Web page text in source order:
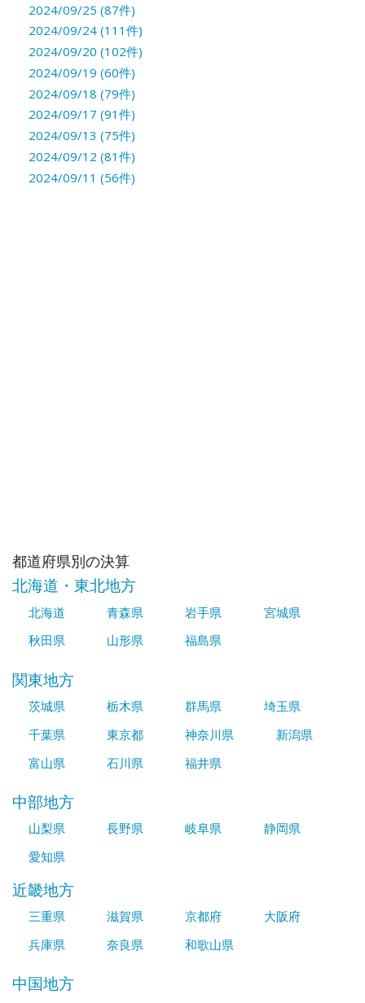
2024/09/25 (87件)
2024/09/24 (111件)
2024/09/20 (102件)
2024/09/19 (60件)
2024/09/18 (79件)
2024/09/17 (91件)
2024/09/13 (75件)
2024/09/12 (81件)
2024/09/11 (56件)
都道府県別の決算
北海道・東北地方
北海道 青森県 岩手県
宮城県
秋田県
山形県 福島県
関東地方
茨城県 栃木県 群馬県
埼玉県
千葉県
東京都 神奈川県
新潟県
富山県
石川県 福井県
中部地方
山梨県 長野県 岐阜県
静岡県
愛知県
近畿地方
三重県 滋賀県 京都府
大阪府
兵庫県
奈良県 和歌山県
中国地方